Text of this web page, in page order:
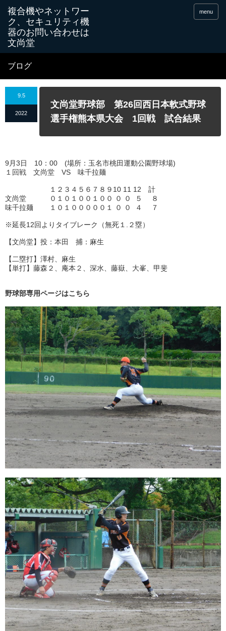
menu
ブログ
9.5
2022
文尚堂野球部 第26回西日本軟式野球
選手権熊本県大会 1回戦 試合結果
9月3日 10：00 (場所：玉名市桃田運動公園野球場)
１回戦 文尚堂 VS 味千拉麺
１２３４５６７８９10 11 12 計
文尚堂 ０１０１００１００ ０ ０ ５ ８
味千拉麺 １０１０００００１ ０ ０ ４ ７
※延長12回よりタイブレーク（無死１.２塁）
【文尚堂】投：本田 捕：麻生
【二塁打】澤村、麻生
【単打】藤森２、庵本２、深水、藤嶽、大峯、甲斐
野球部専用ページはこちら